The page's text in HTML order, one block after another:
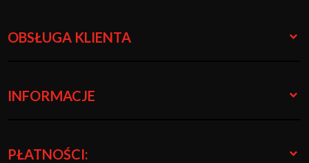
OBSŁUGA KLIENTA
INFORMACJE
PŁATNOŚCI: